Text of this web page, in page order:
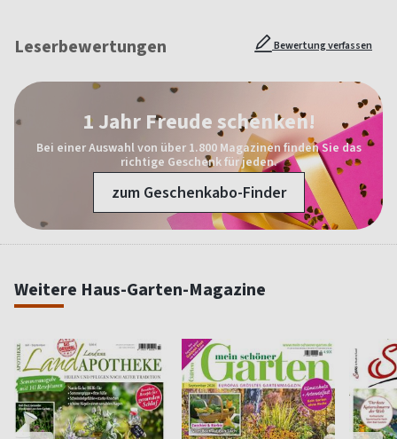
Leserbewertungen Bewertung verfassen
1 Jahr Freude schenken!
Bei einer Auswahl von über 1.800 Magazinen finden Sie das
richtige Geschenk für jeden.
zum Geschenkabo-Finder
Weitere Haus-Garten-Magazine